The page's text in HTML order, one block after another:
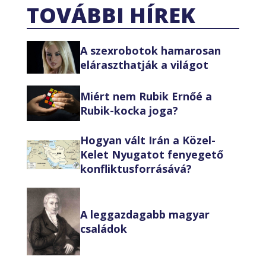
TOVÁBBI HÍREK
A szexrobotok hamarosan
eláraszthatják a világot
Miért nem Rubik Ernőé a
Rubik-kocka joga?
Hogyan vált Irán a Közel-
Kelet Nyugatot fenyegető
konfliktusforrásává?
A leggazdagabb magyar
családok